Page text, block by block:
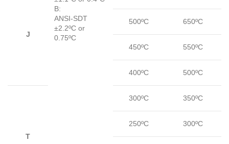
B:
ANSI-SDT
±2.2ºC or
0.75ºC
J
500ºC 650ºC
450ºC 550ºC
400ºC 500ºC
T
300ºC 350ºC
250ºC 300ºC